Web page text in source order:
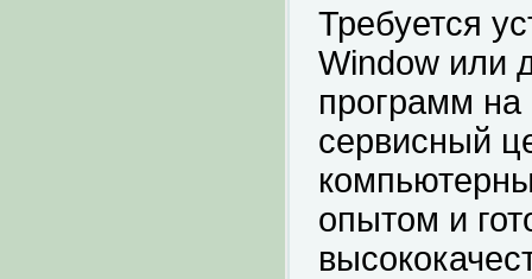
Требуется
Window или
программ
сервисный
опытом и